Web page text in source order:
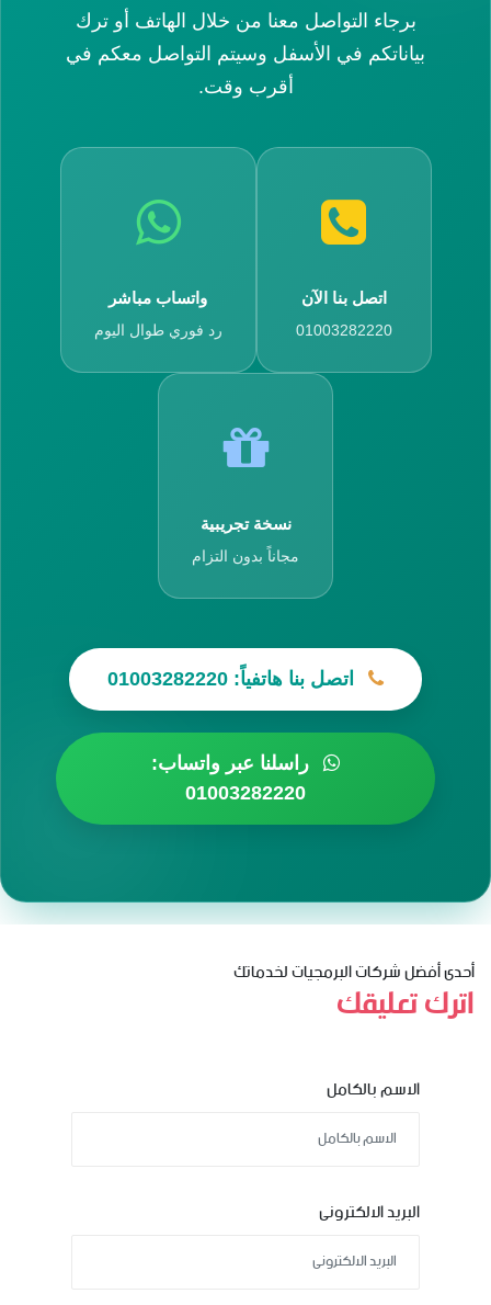
برجاء التواصل معنا من خلال الهاتف أو ترك
بياناتكم في الأسفل وسيتم التواصل معكم في
أقرب وقت.
اتصل بنا الآن
01003282220
واتساب مباشر
رد فوري طوال اليوم
نسخة تجريبية
مجاناً بدون التزام
اتصل بنا هاتفياً: 01003282220
راسلنا عبر واتساب:
01003282220
أحدى أفضل شركات البرمجيات لخدماتك
اترك تعليقك
الاسم بالكامل
البريد الالكترونى